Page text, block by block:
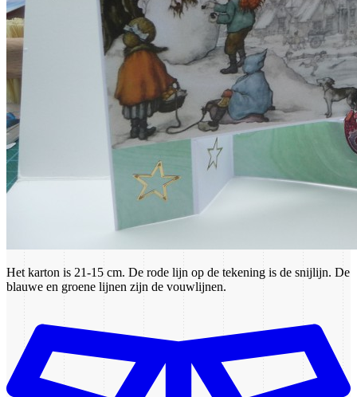
Het karton is 21-15 cm. De rode lijn op de tekening is de snijlijn. De
blauwe en groene lijnen zijn de vouwlijnen.